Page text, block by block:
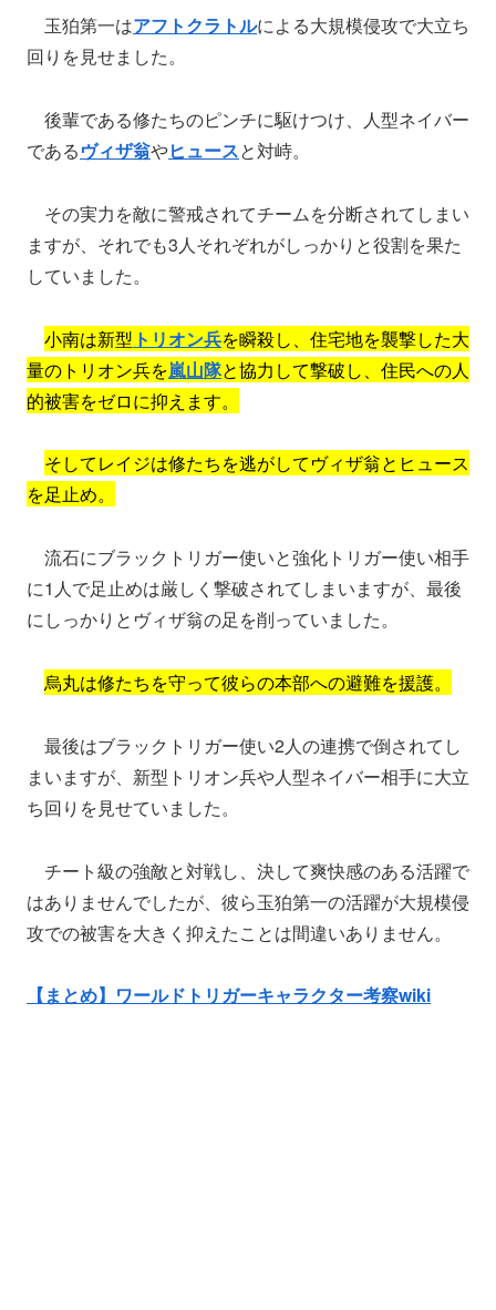
玉狛第一はアフトクラトルによる大規模侵攻で大立ち
回りを見せました。
後輩である修たちのピンチに駆けつけ、人型ネイバー
であるヴィザ翁やヒュースと対峙。
その実力を敵に警戒されてチームを分断されてしまい
ますが、それでも3人それぞれがしっかりと役割を果た
していました。
小南は新型 トリオン兵を瞬殺し、住宅地を襲撃した大
量のトリオン兵を嵐山隊と協力して撃破し、住民への人
的被害をゼロに抑えます。
そしてレイジは修たちを逃がしてヴィザ翁とヒュース
を足止め。
流石にブラックトリガー使いと強化トリガー使い相手
に1人で足止めは厳しく撃破されてしまいますが、最後
にしっかりとヴィザ翁の足を削っていました。
烏丸は修たちを守って彼らの本部への避難を援護。
最後はブラックトリガー使い2人の連携で倒されてし
まいますが、新型トリオン兵や人型ネイバー相手に大立
ち回りを見せていました。
チート級の強敵と対戦し、決して爽快感のある活躍で
はありませんでしたが、彼ら玉狛第一の活躍が大規模侵
攻での被害を大きく抑えたことは間違いありません。
【まとめ】ワールドトリガーキャラクター考察wiki